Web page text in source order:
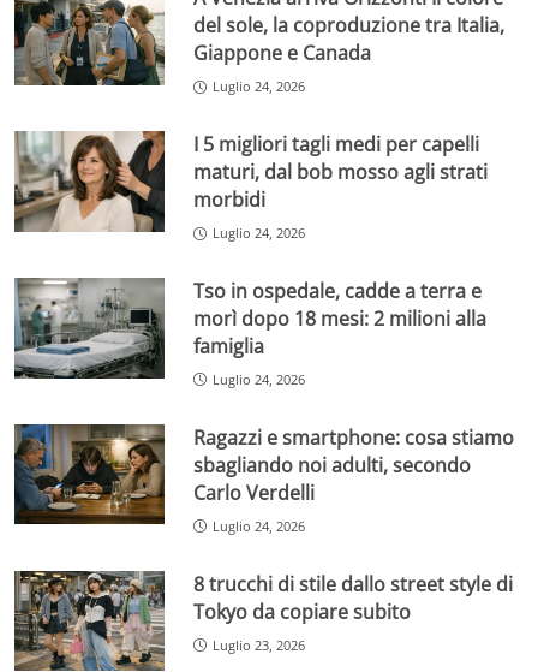
del sole, la coproduzione tra Italia,
Giappone e Canada
Luglio 24, 2026
I 5 migliori tagli medi per capelli
maturi, dal bob mosso agli strati
morbidi
Luglio 24, 2026
Tso in ospedale, cadde a terra e
morì dopo 18 mesi: 2 milioni alla
famiglia
Luglio 24, 2026
Ragazzi e smartphone: cosa stiamo
sbagliando noi adulti, secondo
Carlo Verdelli
Luglio 24, 2026
8 trucchi di stile dallo street style di
Tokyo da copiare subito
Luglio 23, 2026